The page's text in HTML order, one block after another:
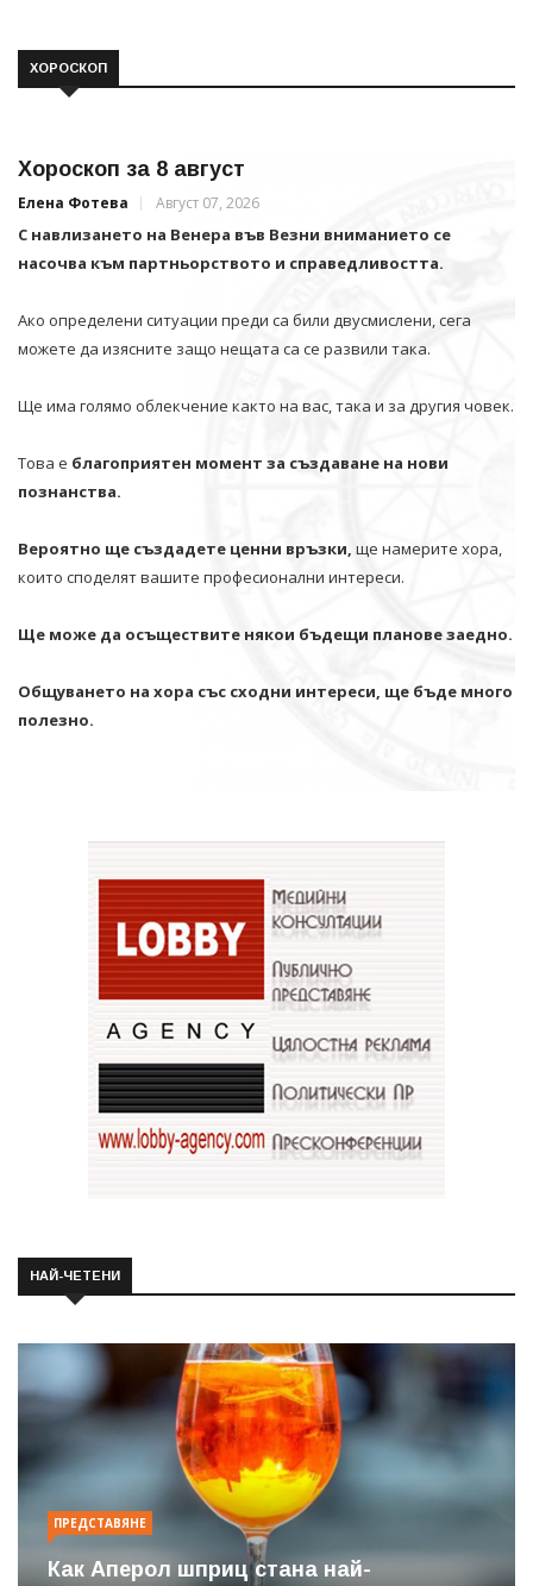
ХОРОСКОП
Хороскоп за 8 август
Елена Фотева Август 07, 2026
С навлизането на Венера във Везни вниманието се
насочва към партньорството и справедливостта.
Ако определени ситуации преди са били двусмислени, сега
можете да изясните защо нещата са се развили така.
Ще има голямо облекчение както на вас, така и за другия човек.
Това е благоприятен момент за създаване на нови
познанства.
Вероятно ще създадете ценни връзки, ще намерите хора,
които споделят вашите професионални интереси.
Ще може да осъществите някои бъдещи планове заедно.
Общуването на хора със сходни интереси, ще бъде много
полезно.
НАЙ-ЧЕТЕНИ
ПРЕДСТАВЯНЕ
Как Аперол шприц стана най-